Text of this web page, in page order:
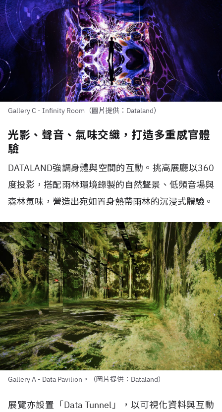
Gallery C - Infinity Room（圖片提供：Dataland）
光影、聲音、氣味交織，打造多重感官體
驗
DATALAND強調身體與空間的互動。挑高展廳以360
度投影，搭配雨林環境錄製的自然聲景、低頻音場與
森林氣味，營造出宛如置身熱帶雨林的沉浸式體驗。
Gallery A - Data Pavilion。（圖片提供：Dataland）
展覽亦設置「Data Tunnel」，以可視化資料與互動